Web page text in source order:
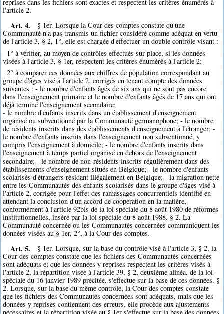
l'article 2.
Art. 4.
§ 1er. Lorsque la Cour des comptes constate qu'une
Communauté n'a pas transmis un fichier considéré comme adéquat en vertu
de l'article 3, § 2, 1°, elle est chargée d'effectuer un double contrôle visant :
1° à vérifier, au moyen de contrôles effectués sur place, si les données
visées à l'article 3, § 1er, respectent les critères énumérés à l'article 2;
2° à comparer ces données aux chiffres de population correspondant au
groupe d'âges visé à l'article 2, corrigés en tenant compte des données
suivantes : - le nombre d'enfants âgés de six ans qui ne sont pas encore
dans l'enseignement primaire et le nombre d'enfants âgés de 17 ans qui ont
déjà terminé l'enseignement secondaire;
- le nombre d'enfants inscrits dans un établissement d'enseignement
organisé ou subventionné par la Communauté germanophone; - le nombre
de résidents inscrits dans des établissements d'enseignement à l'étranger; -
le nombre d'enfants inscrits dans l'enseignement non subventionné, y
compris l'enseignement à domicile; - le nombre d'enfants inscrits dans
l'enseignement à temps partiel organisé en dehors de l'enseignement
secondaire; - le nombre de non-résidents inscrits régulièrement dans des
établissements d'enseignement situés en Belgique; - le nombre d'enfants
scolarisés d'étrangers résidant illégalement en Belgique; - la migration nette
entre les Communautés des enfants scolarisés dans le groupe d'âges visé à
l'article 2, corrigée pour l'effet des ramassages concurrentiels identifié en
attendant la conclusion d'un accord de coopération en la matière,
conformément à l'article 92bis de la loi spéciale du 8 août 1980 de réformes
institutionnelles, inséré par la loi spéciale du 8 août 1988. § 2. La
Communauté concernée ou les Communautés concernées communiquent les
données visées au § 1er, 2°, à la Cour des comptes.
Art. 5.
§ 1er. Lorsque, sur la base du contrôle visé à l'article 3, § 2, la
Cour des comptes constate que les fichiers des Communautés concernées
sont adéquats et que les données y reprises respectent les critères visés à
l'article 2, la répartition visée à l'article 39, § 2, deuxième alinéa, de la loi
spéciale du 16 janvier 1989 précitée, s'effectue sur la base de ces données. §
2. Lorsque, sur la base du même contrôle, la Cour des comptes constate
que les fichiers des Communautés concernées sont adéquats, mais que les
données y reprises contiennent des erreurs, elle procède aux ajustements